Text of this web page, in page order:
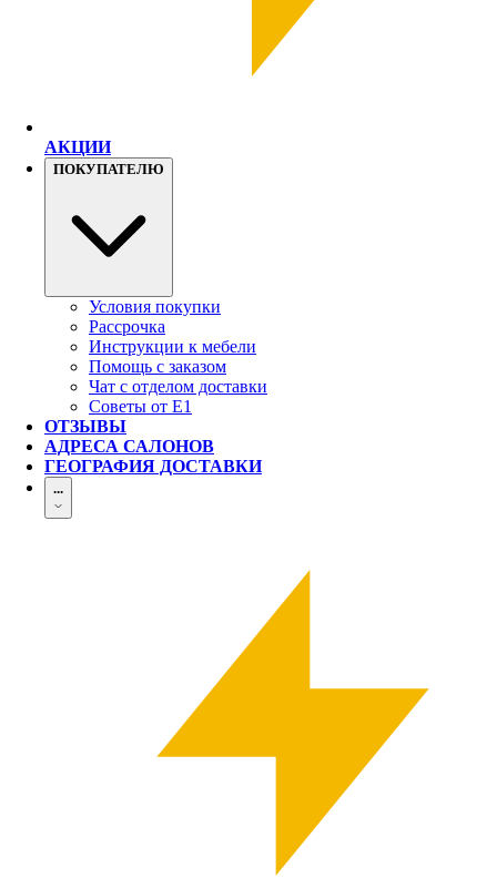
АКЦИИ
ПОКУПАТЕЛЮ
Условия покупки
Рассрочка
Инструкции к мебели
Помощь с заказом
Чат с отделом доставки
Советы от Е1
ОТЗЫВЫ
АДРЕСА САЛОНОВ
ГЕОГРАФИЯ ДОСТАВКИ
...